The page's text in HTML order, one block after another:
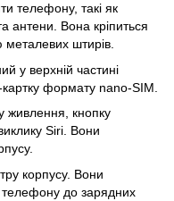
телефону, такі як
антени. Вона кріпиться
штирів.
у верхній частині
формату nano-SIM.
живлення, кнопку
Siri. Вони
корпусу. Вони
телефону до зарядних